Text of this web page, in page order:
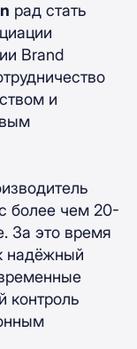
рад стать
Brand
и
более чем 20-
За это время
надёжный
контроль